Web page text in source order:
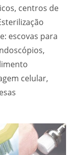
centros de
escovas para
celular,